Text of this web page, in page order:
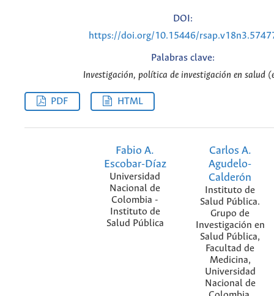
DOI:
https://doi.org/10.15446/
Palabras clave:
Investigación, política de investigación en salud
PDF HTML
Fabio A.
Escobar-Díaz
Universidad
Nacional de
Colombia -
Instituto de
Salud Pública
Carlos A.
Agudelo-
Calderón
Instituto de
Salud Pública.
Grupo de
Investigación en
Salud Pública,
Facultad de
Medicina,
Universidad
Nacional de